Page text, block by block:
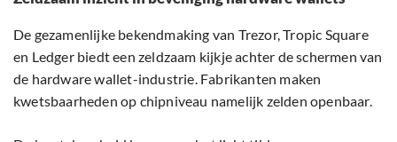
De gezamenlijke bekendmaking van Trezor, Tropic Square
en Ledger biedt een zeldzaam kijkje achter de schermen van
de hardware wallet-industrie. Fabrikanten maken
kwetsbaarheden op chipniveau namelijk zelden openbaar.